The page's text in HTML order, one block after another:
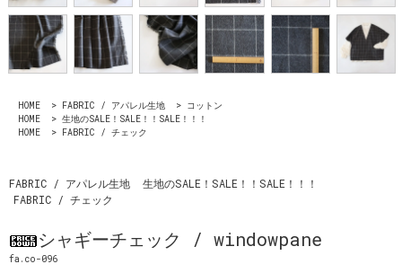
HOME > FABRIC / アパレル生地 > コットン
HOME
> 生地のSALE！SALE！！SALE！！！
HOME
> FABRIC / チェック
FABRIC / アパレル生地
生地のSALE！SALE！！SALE！！！
FABRIC / チェック
シャギーチェック / windowpane
fa.co-096